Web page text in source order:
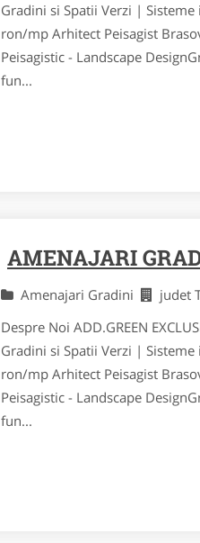
Gradini si Spatii Verzi |
ron/mp Arhitect Peisagist
Peisagistic - Landscape
fun...
AMENAJARI
Amenajari Gradini judet
Despre Noi ADD.GREEN
Gradini si Spatii Verzi |
ron/mp Arhitect Peisagist
Peisagistic - Landscape
fun...